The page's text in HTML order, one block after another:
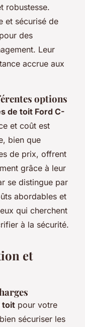
robustesse.
et sécurisé de
des
Leur
accrue aux
options
de toit Ford C-
et coût est
bien que
de prix, offrent
grâce à leur
se distingue par
abordables et
qui cherchent
à la sécurité.
et
toit pour votre
sécuriser les